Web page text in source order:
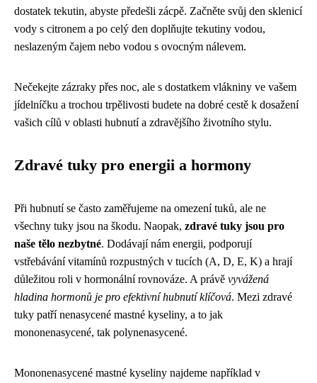
dostatek tekutin, abyste předešli zácpě. Začněte svůj den sklenicí
vody s citronem a po celý den doplňujte tekutiny vodou,
neslazeným čajem nebo vodou s ovocným nálevem.
Nečekejte zázraky přes noc, ale s dostatkem vlákniny ve vašem
jídelníčku a trochou trpělivosti budete na dobré cestě k dosažení
vašich cílů v oblasti hubnutí a zdravějšího životního stylu.
Zdravé tuky pro energii a hormony
Při hubnutí se často zaměřujeme na omezení tuků, ale ne
všechny tuky jsou na škodu. Naopak, zdravé tuky jsou pro
naše tělo nezbytné. Dodávají nám energii, podporují
vstřebávání vitamínů rozpustných v tucích (A, D, E, K) a hrají
důležitou roli v hormonální rovnováze. A právě vyvážená
hladina hormonů je pro efektivní hubnutí klíčová. Mezi zdravé
tuky patří nenasycené mastné kyseliny, a to jak
mononenasycené, tak polynenasycené.
Mononenasycené mastné kyseliny najdeme například v